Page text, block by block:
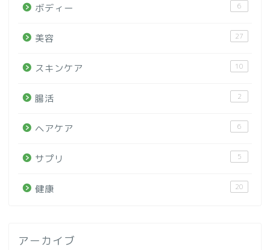
ボディー 6
美容 27
スキンケア 10
腸活 2
ヘアケア 6
サプリ 5
健康 20
アーカイブ